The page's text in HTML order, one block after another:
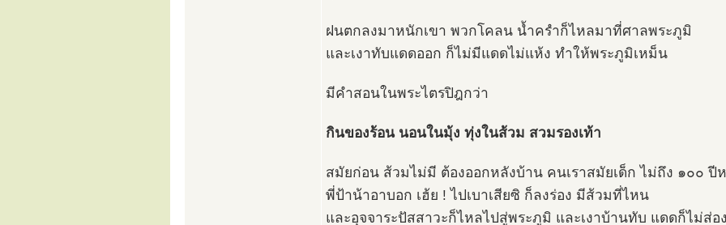
ฝนตกลงมาหนักเขา พวกโคลน น้ำครำก็ไหลมาที่ศาลพระภูมิ
และเงาทับแดดออก ก็ไม่มีแดดไม่แห้ง ทำให้พระภูมิเหม็น
มีคำสอนในพระไตรปิฎกว่า
กินของร้อน นอนในมุ้ง ทุ่งในส้วม สวมรองเท้า
สมัยก่อน ส้วมไม่มี ต้องออกหลังบ้าน คนเราสมัยเด็ก ไม่ถึง ๑๐๐ ปี
พี่ป้าน้าอาบอก เฮ้ย ! ไปเบาเสียซิ ก็ลงร่อง มีส้วมที่ไหน
และอุจจาระปัสสาวะก็ไหลไปสู่พระภูมิ และเงาบ้านทับ แดดก็ไม่ส่อ